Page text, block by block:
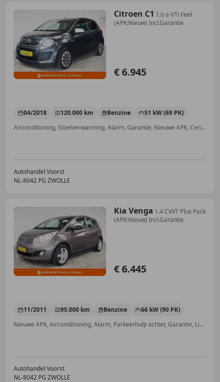
Citroen C1 1.0 e-VTi Feel
(APK:Nieuw) Incl.Garantie
€ 6.945
04/2018 120.000 km Benzine
51 kW (69 PK)
Airconditioning, Stoelverwarming, Alarm, Garantie, Nieuwe APK, Centrale deurvergrendeling met afstandsbediening, Elektrische ramen, Multifunctioneel stuurwiel
Autohandel Voorst
NL-8042 PG ZWOLLE
Kia Venga 1.4 CVVT Plus Pack
(APK:Nieuw) Incl.Garantie
€ 6.445
11/2011 95.000 km Benzine
66 kW (90 PK)
Nieuwe APK, Airconditioning, Alarm, Parkeerhulp achter, Garantie, Lichtmetalen velgen, Radio, Startonderbreker
Autohandel Voorst
NL-8042 PG ZWOLLE